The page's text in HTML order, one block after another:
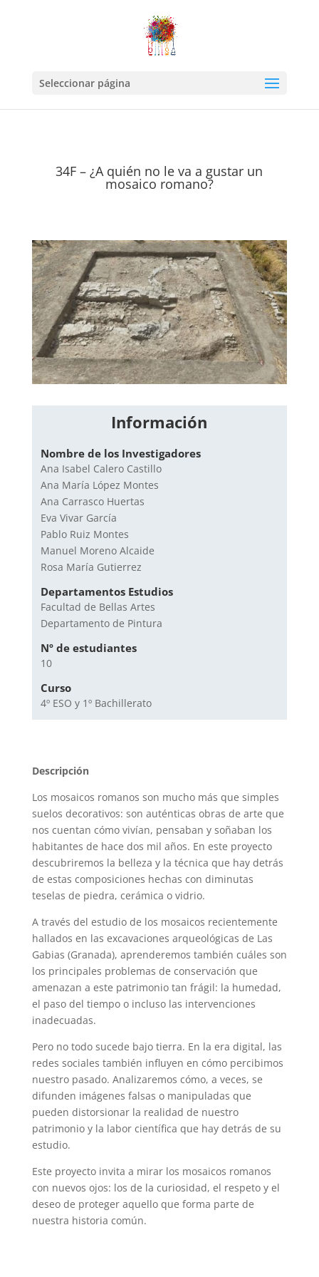
Seleccionar página
34F – ¿A quién no le va a gustar un
mosaico romano?
Información
Nombre de los Investigadores
Ana Isabel Calero Castillo
Ana María López Montes
Ana Carrasco Huertas
Eva Vivar García
Pablo Ruiz Montes
Manuel Moreno Alcaide
Rosa María Gutierrez
Departamentos Estudios
Facultad de Bellas Artes
Departamento de Pintura
Nº de estudiantes
10
Curso
4º ESO y 1º Bachillerato
Descripción
Los mosaicos romanos son mucho más que simples
suelos decorativos: son auténticas obras de arte que
nos cuentan cómo vivían, pensaban y soñaban los
habitantes de hace dos mil años. En este proyecto
descubriremos la belleza y la técnica que hay detrás
de estas composiciones hechas con diminutas
teselas de piedra, cerámica o vidrio.
A través del estudio de los mosaicos recientemente
hallados en las excavaciones arqueológicas de Las
Gabias (Granada), aprenderemos también cuáles son
los principales problemas de conservación que
amenazan a este patrimonio tan frágil: la humedad,
el paso del tiempo o incluso las intervenciones
inadecuadas.
Pero no todo sucede bajo tierra. En la era digital, las
redes sociales también influyen en cómo percibimos
nuestro pasado. Analizaremos cómo, a veces, se
difunden imágenes falsas o manipuladas que
pueden distorsionar la realidad de nuestro
patrimonio y la labor científica que hay detrás de su
estudio.
Este proyecto invita a mirar los mosaicos romanos
con nuevos ojos: los de la curiosidad, el respeto y el
deseo de proteger aquello que forma parte de
nuestra historia común.